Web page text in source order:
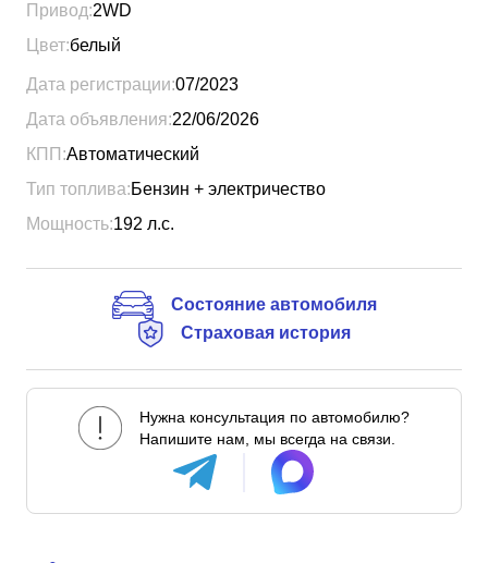
Привод:2WD
Цвет:белый
Дата регистрации:07/2023
Дата объявления:22/06/2026
КПП:Автоматический
Тип топлива:Бензин + электричество
Мощность:192 л.с.
Состояние автомобиля
Страховая история
Нужна консультация по автомобилю?
Напишите нам, мы всегда на связи.